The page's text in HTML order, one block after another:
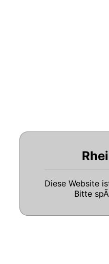
Diese Website
Bitte